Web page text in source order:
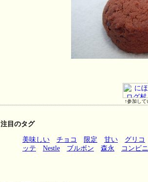
↑参加して
注目のタグ
美味しい チョコ 限定 甘い
グリコ
ッテ
Nestle ブルボン 森永 コンビニ